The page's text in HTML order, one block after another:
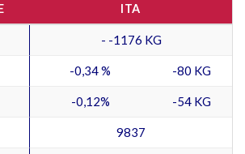
ITA
- -1176 KG
-0,34 % -80 KG
-0,12% -54 KG
9837